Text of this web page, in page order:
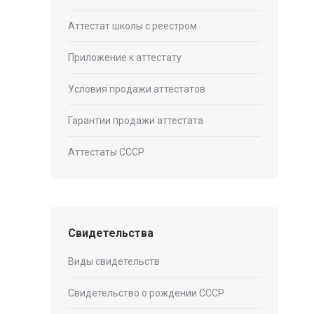
Аттестат школы с реестром
Приложение к аттестату
Условия продажи аттестатов
Гарантии продажи аттестата
Аттестаты СССР
Свидетельства
Виды свидетельств
Свидетельство о рождении СССР